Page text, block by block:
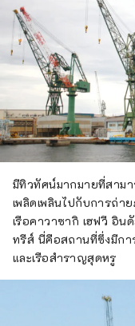
มีทิวทัศน์มากมายที่สามา
เพลิดเพลินไปกับการถ่า
เรือคาวาซากิ เฮฟวี อิน
ทรีส์ นี่คือสถานที่ซึ่งมีกา
และเรือสำราญสุดหรู